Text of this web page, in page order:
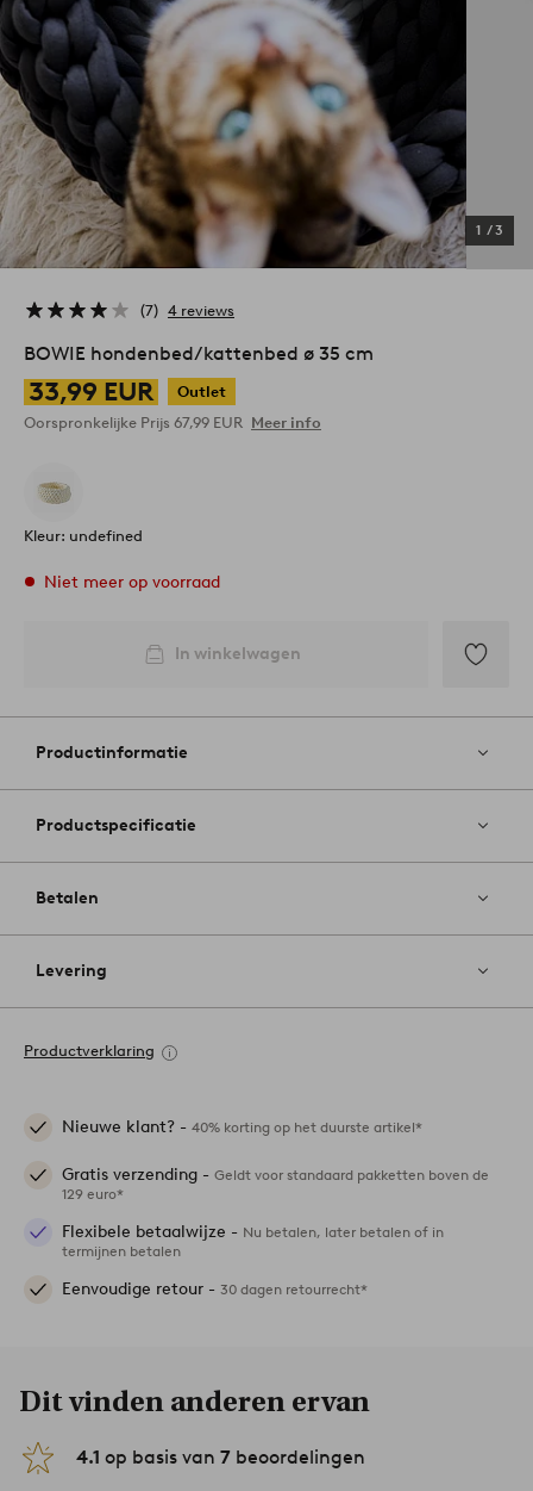
1 /3
7 4 reviews
BOWIE hondenbed/kattenbed ø 35 cm
33,99 EUR
Outlet
Oorspronkelijke Prijs 67,99 EUR Meer info
Kleur: undefined
Niet meer op voorraad
In winkelwagen
aan
Productinformatie
Productspecificatie
Betalen
Levering
Productverklaring
Nieuwe klant? - 40% korting op het duurste artikel*
Gratis verzending - Geldt voor standaard pakketten boven de
129 euro*
Flexibele betaalwijze - Nu betalen, later betalen of in
termijnen betalen
Eenvoudige retour - 30 dagen retourrecht*
Dit vinden anderen ervan
4.1 op basis van 7 beoordelingen